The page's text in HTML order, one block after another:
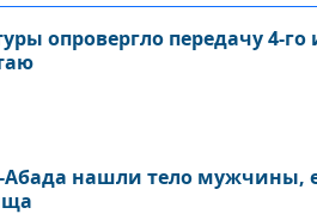
опровергло передачу 4-го
нашли тело мужчины,